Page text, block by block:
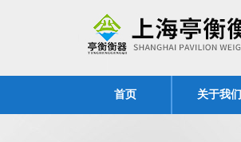
首页 关于我们